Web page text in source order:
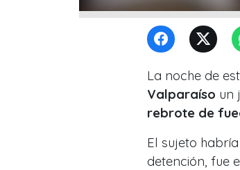
La noche de
Valparaíso un
rebrote de
El sujeto
detención, fue